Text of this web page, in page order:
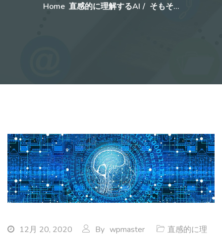
Home 直感的に理解するAI そもそ…
12月 20, 2020 By wpmaster
直感的に理